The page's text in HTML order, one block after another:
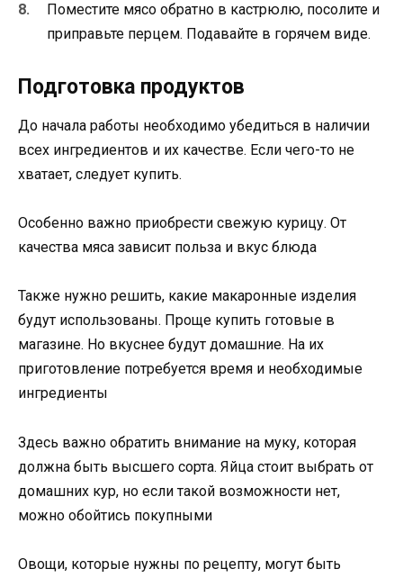
Поместите мясо обратно в кастрюлю, посолите и
приправьте перцем. Подавайте в горячем виде.
Подготовка продуктов
До начала работы необходимо убедиться в наличии
всех ингредиентов и их качестве. Если чего-то не
хватает, следует купить.
Особенно важно приобрести свежую курицу. От
качества мяса зависит польза и вкус блюда
Также нужно решить, какие макаронные изделия
будут использованы. Проще купить готовые в
магазине. Но вкуснее будут домашние. На их
приготовление потребуется время и необходимые
ингредиенты
Здесь важно обратить внимание на муку, которая
должна быть высшего сорта. Яйца стоит выбрать от
домашних кур, но если такой возможности нет,
можно обойтись покупными
Овощи, которые нужны по рецепту, могут быть